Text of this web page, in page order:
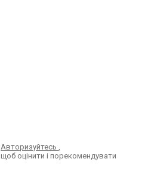
Авторизуйтесь,
щоб оцінити і порекомендувати